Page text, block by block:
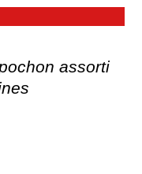
assorti